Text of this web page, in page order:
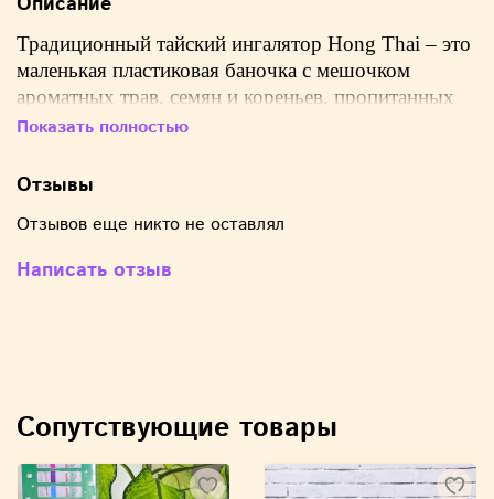
Традиционный тайский ингалятор Hong Thai – это
маленькая пластиковая баночка с мешочком
ароматных трав, семян и кореньев, пропитанных
эфирными маслами для индивидуальной
растения и эфирные масла.
Нюхалка состоит из комплекса эфирных масел,
достаточно сильный, освежающий мятно-
В составе:
ментол 20 гр.;
Показать полностью
Отзывы
Отзывов еще никто не оставлял
Написать отзыв
Сопутствующие товары